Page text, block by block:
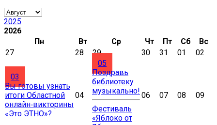
2025
2026
Пн
Вт Ср Чт Пт Сб
Вс
27
28 29 30 31 01 02
03
Вы готовы узнать
итоги Областной
онлайн‑викторины
«Это ЭТНО»?
04
05
Поздравь
библиотеку
музыкально!
Фестиваль
«Яблоко от
06 07 08 09